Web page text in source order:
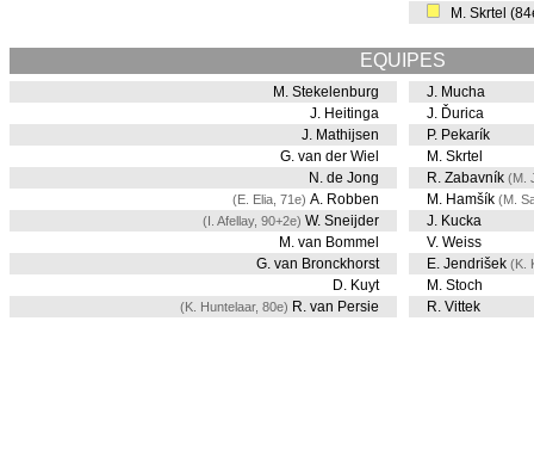
M. Skrtel
EQUIPES
M. Stekelenburg
J. Heitinga
J. Mathijsen
G. van der Wiel
N. de Jong
(E. Elia, 71e) A. Robben
(I. Afellay, 90+2e) W. Sneijder
M. van Bommel
G. van Bronckhorst
D. Kuyt
(K. Huntelaar, 80e) R. van Persie
J. Mucha
J. Ďurica
P. Pekarík
M. Skrtel
R. Zabavník (M.
M. Hamšík (M.
J. Kucka
V. Weiss
E. Jendrišek (K.
M. Stoch
R. Vittek